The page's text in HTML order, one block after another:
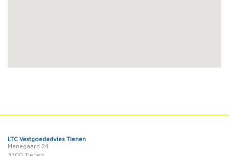
LTC Vastgoedadvies Tienen
Menegaard 24